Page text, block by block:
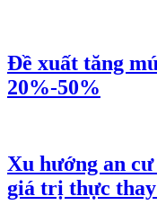
Đề xuất tăng
20%-50%
Xu hướng an
giá trị thực